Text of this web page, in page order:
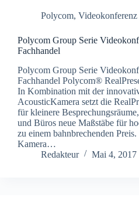
Polycom, Videokonferenz
Polycom Group Serie
Fachhandel
Polycom Group Serie
Fachhandel Polycom®
In Kombination mit der
AcousticKamera setzt die
für kleinere
und Büros neue Maßstäbe für
zu einem bahnbrechenden
Kamera…
Redakteur
Mai 4, 2017